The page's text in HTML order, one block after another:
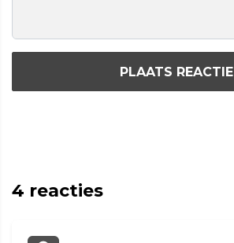
PLAATS REACTIE
4 reacties